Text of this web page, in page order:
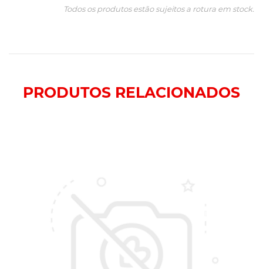
Todos os produtos estão sujeitos a rotura em stock.
PRODUTOS RELACIONADOS